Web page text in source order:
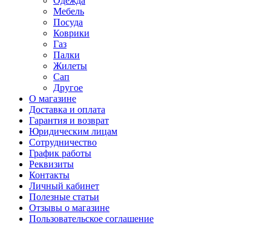
Мебель
Посуда
Коврики
Газ
Палки
Жилеты
Сап
Другое
О магазине
Доставка и оплата
Гарантия и возврат
Юридическим лицам
Сотрудничество
График работы
Реквизиты
Контакты
Личный кабинет
Полезные статьи
Отзывы о магазине
Пользовательское соглашение